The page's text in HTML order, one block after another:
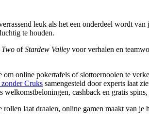
leuk als het een onderdeel wordt
te houden.
Two ofStardew Valley voor verhalen en
online pokertafels of slottoernooien te
Cruks samengesteld door experts laat
welkomstbeloningen, cashback en gratis
laat draaien, online gamen maakt van